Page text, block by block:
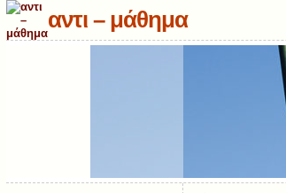
αντι – μάθημα